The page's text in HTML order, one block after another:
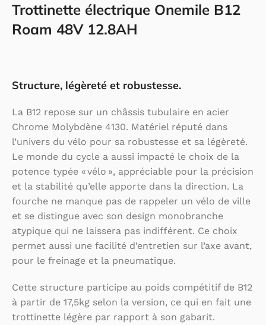
Trottinette électrique Onemile B12
Roam 48V 12.8AH
Structure, légèreté et robustesse.
La B12 repose sur un châssis tubulaire en acier
Chrome Molybdène 4130. Matériel réputé dans
l’univers du vélo pour sa robustesse et sa légèreté.
Le monde du cycle a aussi impacté le choix de la
potence typée « vélo », appréciable pour la précision
et la stabilité qu’elle apporte dans la direction. La
fourche ne manque pas de rappeler un vélo de ville
et se distingue avec son design monobranche
atypique qui ne laissera pas indifférent. Ce choix
permet aussi une facilité d’entretien sur l’axe avant,
pour le freinage et la pneumatique.
Cette structure participe au poids compétitif de B12
à partir de 17,5kg selon la version, ce qui en fait une
trottinette légère par rapport à son gabarit.